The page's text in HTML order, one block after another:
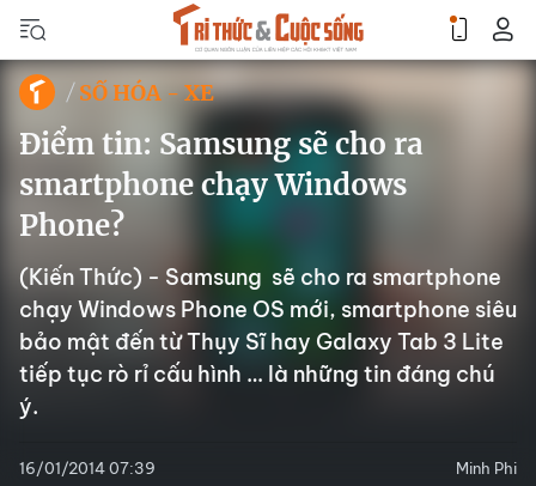
SỐ HÓA - XE
Điểm tin: Samsung sẽ cho ra
smartphone chạy Windows
Phone?
(Kiến Thức) - Samsung sẽ cho ra smartphone
chạy Windows Phone OS mới, smartphone siêu
bảo mật đến từ Thụy Sĩ hay Galaxy Tab 3 Lite
tiếp tục rò rỉ cấu hình … là những tin đáng chú
ý.
16/01/2014 07:39 Minh Phi